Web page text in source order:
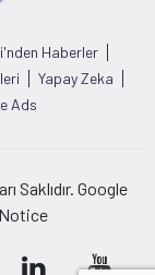
Haberler
Yapay Zeka
Ads
Saklıdır. Google